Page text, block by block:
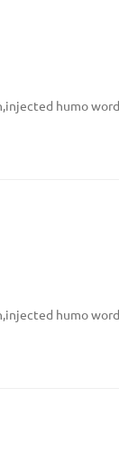
humo
humo